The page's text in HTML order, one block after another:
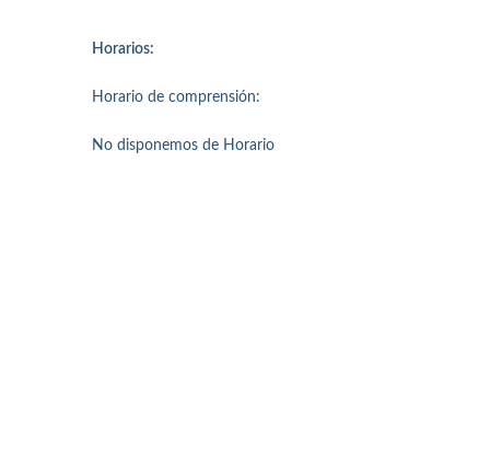
Horarios:
Horario de comprensión:
No disponemos de Horario